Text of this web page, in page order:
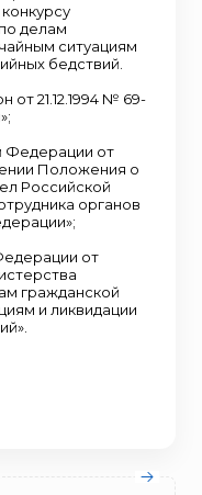
делам
ситуациям
бедствий.
от 21.12.1994 № 69-
Федерации от
Положения о
Российской
органов
от
гражданской
и ликвидации